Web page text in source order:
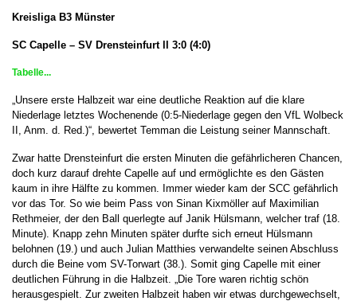
Kreisliga B3 Münster
SC Capelle – SV Drensteinfurt ll 3:0 (4:0)
Tabelle...
„Unsere erste Halbzeit war eine deutliche Reaktion auf die klare
Niederlage letztes Wochenende (0:5-Niederlage gegen den VfL Wolbeck
II, Anm. d. Red.)“, bewertet Temman die Leistung seiner Mannschaft.
Zwar hatte Drensteinfurt die ersten Minuten die gefährlicheren Chancen,
doch kurz darauf drehte Capelle auf und ermöglichte es den Gästen
kaum in ihre Hälfte zu kommen. Immer wieder kam der SCC gefährlich
vor das Tor. So wie beim Pass von Sinan Kixmöller auf Maximilian
Rethmeier, der den Ball querlegte auf Janik Hülsmann, welcher traf (18.
Minute). Knapp zehn Minuten später durfte sich erneut Hülsmann
belohnen (19.) und auch Julian Matthies verwandelte seinen Abschluss
durch die Beine vom SV-Torwart (38.). Somit ging Capelle mit einer
deutlichen Führung in die Halbzeit. „Die Tore waren richtig schön
herausgespielt. Zur zweiten Halbzeit haben wir etwas durchgewechselt,